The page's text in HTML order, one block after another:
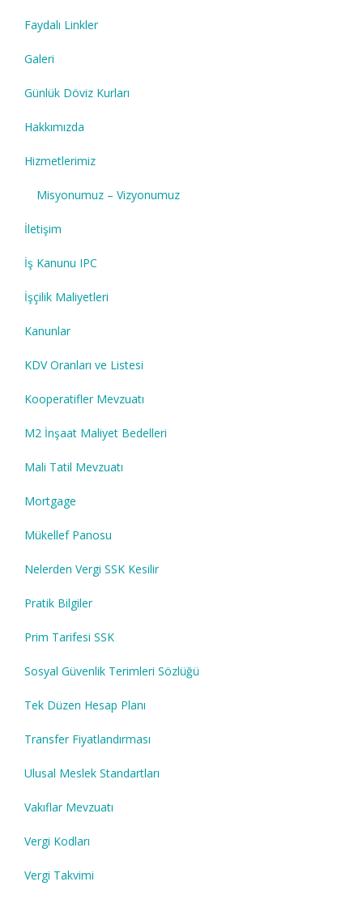
Faydalı Linkler
Galeri
Günlük Döviz Kurları
Hakkımızda
Hizmetlerimiz
Misyonumuz – Vizyonumuz
İletişim
İş Kanunu IPC
İşçilik Maliyetleri
Kanunlar
KDV Oranları ve Listesi
Kooperatifler Mevzuatı
M2 İnşaat Maliyet Bedelleri
Mali Tatil Mevzuatı
Mortgage
Mükellef Panosu
Nelerden Vergi SSK Kesilir
Pratik Bilgiler
Prim Tarifesi SSK
Sosyal Güvenlik Terimleri Sözlüğü
Tek Düzen Hesap Planı
Transfer Fiyatlandırması
Ulusal Meslek Standartları
Vakıflar Mevzuatı
Vergi Kodları
Vergi Takvimi